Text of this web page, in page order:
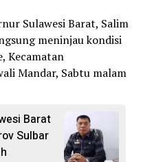
Sulawesi Barat, Salim
meninjau kondisi
Kecamatan
Mandar, Sabtu malam
Barat
Sulbar